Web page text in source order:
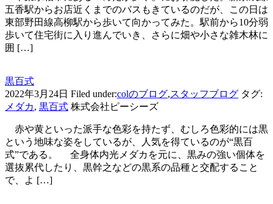
五香駅からお店近くまでのバスもきているのだが、この日は
東部野田線高柳駅から歩いて向かってみた。駅前から10分弱
歩いて住宅街に入り進んでいき、さらに畑や小さな雑木林に
囲 […]
黒百式
2022年3月24日 Filed under:colのブログ,スタッフブログ タグ:
メダカ, 黒百式 株式会社ピーシーズ
赤や黄といった派手な色彩を持たず、むしろ色彩的には黒
という地味な姿をしているが、人気を得ているのが“黒百
式”である。 全身体内光メダカを元に、黒みの強い個体を
選抜累代したり、黒幹之などの黒系の品種と交配すること
で、よ […]